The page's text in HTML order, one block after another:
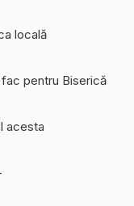
locală
pentru Biserică
acesta